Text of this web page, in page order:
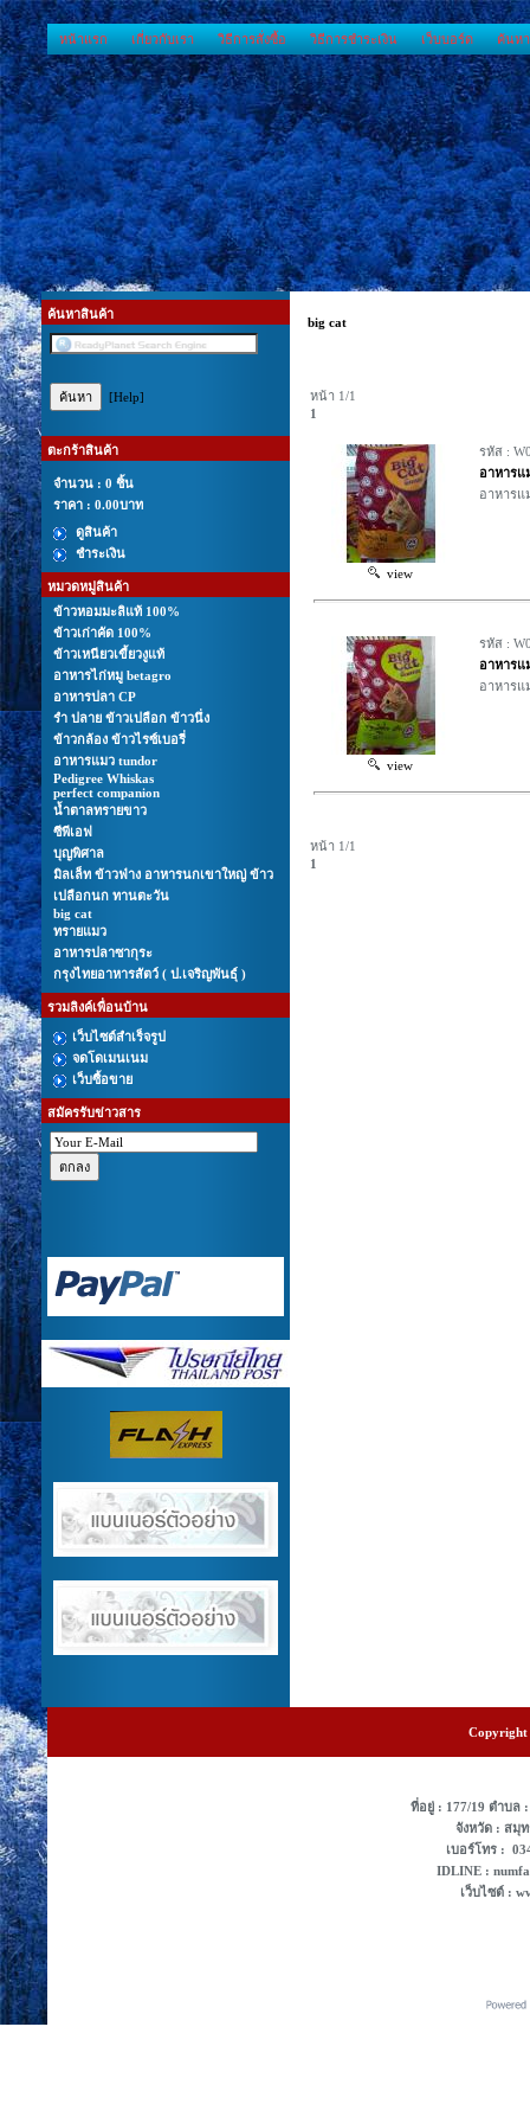
หน้าแรก เกี่ยวกับเรา วิธีการสั่งซื้อ วิธีการชำระเงิน เว็บบอร์ด ค้นห
ค้นหาสินค้า
[Help]
ตะกร้าสินค้า
จำนวน : 0 ชิ้น
ราคา : 0.00บาท
ดูสินค้า
ชำระเงิน
หมวดหมู่สินค้า
ข้าวหอมมะลิแท้ 100%
ข้าวเก่าคัด 100%
ข้าวเหนียวเขี้ยวงูแท้
อาหารไก่หมู betagro
อาหารปลา CP
รํา ปลาย ข้าวเปลือก ข้าวนึ่ง
ข้าวกล้อง ข้าวไรซ์เบอรี่
อาหารแมว tundor
Pedigree Whiskas
perfect companion
นํ้าตาลทรายขาว
ซีพีเอฟ
บุญพิศาล
มิลเล็ท ข้าวฟ่าง อาหารนกเขาใหญ่ ข้าว
เปลือกนก ทานตะวัน
big cat
ทรายแมว
อาหารปลาซากุระ
กรุงไทยอาหารสัตว์ ( ป.เจริญพันธุ์ )
รวมลิงค์เพื่อนบ้าน
เว็บไซต์สำเร็จรูป
จดโดเมนเนม
เว็บซื้อขาย
สมัครรับข่าวสาร
big cat
หน้า 1/1
1
view
รหัส :
อาหารแ
อาหารแ
view
รหัส :
อาหารแ
อาหารแ
หน้า 1/1
1
Copyright
ที่อยู่ : 177/19 ตําบล
จังหวัด : สมุ
เบอร์โทร :
IDLINE :
เว็บไซต์ :